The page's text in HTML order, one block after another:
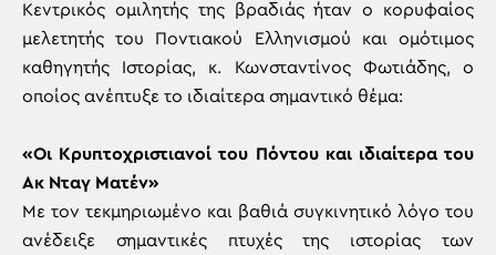
Κεντρικός ομιλητής της βραδιάς ήταν ο κορυφαίος
μελετητής του Ποντιακού Ελληνισμού και ομότιμος
καθηγητής Ιστορίας, κ. Κωνσταντίνος Φωτιάδης, ο
οποίος ανέπτυξε το ιδιαίτερα σημαντικό θέμα:
«Οι Κρυπτοχριστιανοί του Πόντου και ιδιαίτερα του
Ακ Νταγ Ματέν»
Με τον τεκμηριωμένο και βαθιά συγκινητικό λόγο του
ανέδειξε σημαντικές πτυχές της ιστορίας των